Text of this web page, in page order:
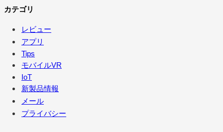
カテゴリ
レビュー
アプリ
Tips
モバイルVR
IoT
新製品情報
メール
プライバシー